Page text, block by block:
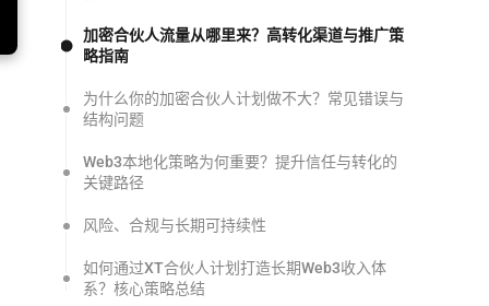
加密合伙人流量从哪里来？高转化渠道与推广策
略指南
为什么你的加密合伙人计划做不大？常见错误与
结构问题
Web3本地化策略为何重要？提升信任与转化的
关键路径
风险、合规与长期可持续性
如何通过XT合伙人计划打造长期Web3收入体
系？核心策略总结